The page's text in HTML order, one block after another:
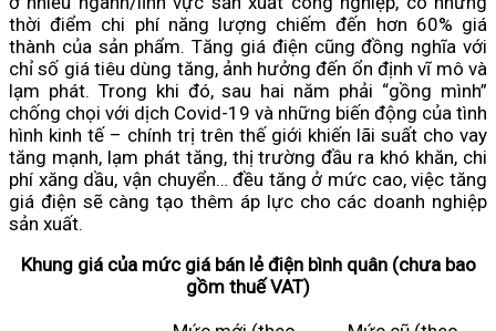
thời điểm chi phí năng lượng chiếm đến hơn 60% giá
thành của sản phẩm. Tăng giá điện cũng đồng nghĩa với
chỉ số giá tiêu dùng tăng, ảnh hưởng đến ổn định vĩ mô và
lạm phát. Trong khi đó, sau hai năm phải “gồng mình”
chống chọi với dịch Covid-19 và những biến động của tình
hình kinh tế – chính trị trên thế giới khiến lãi suất cho vay
tăng mạnh, lạm phát tăng, thị trường đầu ra khó khăn, chi
phí xăng dầu, vận chuyển… đều tăng ở mức cao, việc tăng
giá điện sẽ càng tạo thêm áp lực cho các doanh nghiệp
sản xuất.
Khung giá của mức giá bán lẻ điện bình quân (chưa bao
gồm thuế VAT)